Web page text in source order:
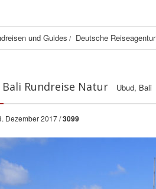
und Guides Deutsche Reiseagentur
Bali Rundreise Natur Ubud, Bali
Dezember 2017 /3099